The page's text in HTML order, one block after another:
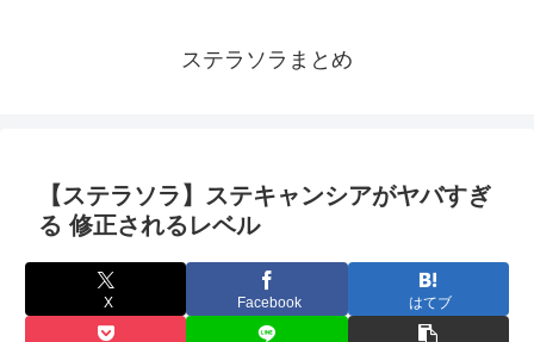
ステラソラまとめ
【ステラソラ】ステキャンシアがヤバすぎ
る 修正されるレベル
X Facebook はてブ